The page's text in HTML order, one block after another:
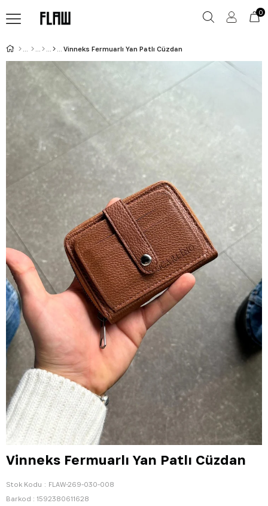
0
Vinneks Fermuarlı Yan Patlı Cüzdan
Vinneks Fermuarlı Yan Patlı Cüzdan
Stok Kodu
FLAW-269-030-008
Barkod : 1592380611628